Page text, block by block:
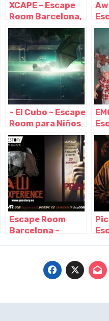
XCAPE – Escape
Room Barcelona,
Barcelona –
Cataluña
~ El Cubo ~ Escape
Room para Niños
o Adultos en
Barcelona,
Barcelona –
Cataluña
Escape Room
Barcelona –
Cataluña
–